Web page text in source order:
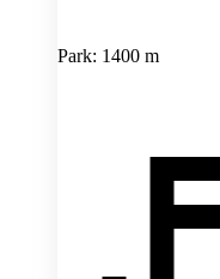
Park: 1400 m